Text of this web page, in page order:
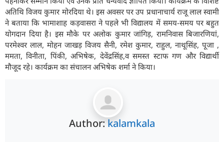
अतिथि विजय कुमार मोरदिया थे। इस अवसर पर उप प्रधानाचार्य राजू लाल स्वामी
ने बताया कि भामाशाह कड़वासरा ने पहले भी विद्यालय में समय-समय पर बहुत
योगदान दिया है। इस मौके पर अलोक कुमार जांगिड़, रामनिवास बिजारणियां,
परमेश्वर लाल, मोहन जाखड़ विजय सैनी, रमेश कुमार, राहुल, नाथूसिंह, पूजा ,
ममता, विनीता, पिंकी, अभिषेक, देवेंद्रसिंह,व समस्त स्टाफ गण और विद्यार्थी
मौजूद रहे। कार्यक्रम का संचालन अभिषेक शर्मा ने किया।
Author:kalamkala